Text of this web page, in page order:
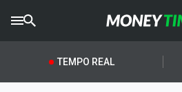
CRYPTOTIMES
AGROTIMES
TEMPO REAL